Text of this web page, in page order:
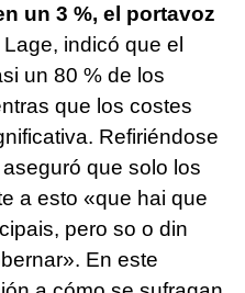
un 3 %, el portavoz
indicó que el
un 80 % de los
que los costes
Refiriéndose
que solo los
a esto «que hai que
pero so o din
». En este